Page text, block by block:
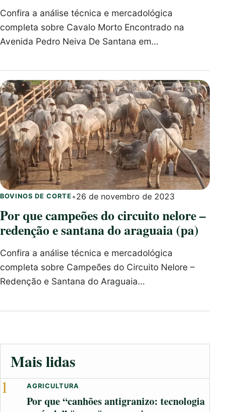
Confira a análise técnica e mercadológica
completa sobre Cavalo Morto Encontrado na
Avenida Pedro Neiva De Santana em…
BOVINOS DE CORTE •26 de novembro de 2023
Por que campeões do circuito nelore –
redenção e santana do araguaia (pa)
Confira a análise técnica e mercadológica
completa sobre Campeões do Circuito Nelore –
Redenção e Santana do Araguaia…
Mais lidas
1
AGRICULTURA
Por que “canhões antigranizo: tecnologia